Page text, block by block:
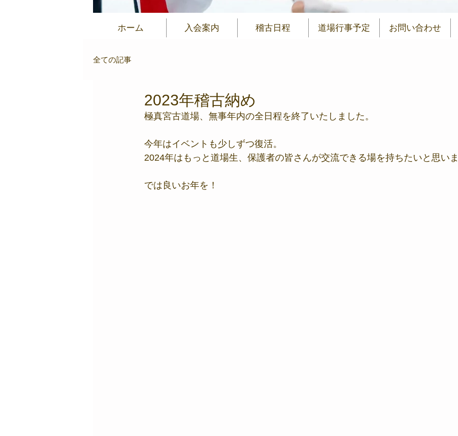
ホーム 入会案内 稽古日程 道場行事予定 お問い合わせ
全ての記事
2023年稽古納め
極真宮古道場、無事年内の全日程を終了いたしました。
今年はイベントも少しずつ復活。
2024年はもっと道場生、保護者の皆さんが交流できる場を持ちたいと思い
では良いお年を！